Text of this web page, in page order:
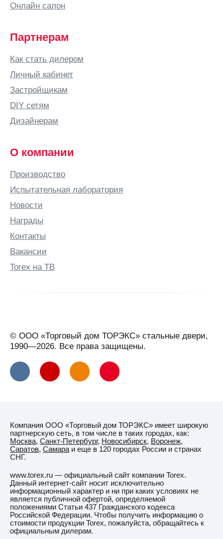
Волгодонск
Волковыск
Волоколамск
Воронежская
область
Воткинск
Всеволожск
Выборг
Выкса
Вырица
Выселки
Вязьма
Г
Горно-
Алтайск
Горячий
Ключ
Грозный
Губаха
Гуково
Д
Данков
Даугавпилс
Десногорск
Онлайн салон
Партнерам
Как стать дилером
Личный кабинет
Застройщикам
DIY сетям
Дизайнерам
О компании
Производство
Испытательная лаборатория
Новости
Награды
Контакты
Вакансии
Torex на ТВ
© ООО «Торговый дом ТОРЭКС» стальные двери,
1990—2026. Все права защищены.
Компания ООО «Торговый дом ТОРЭКС» имеет широкую
партнерскую сеть, в том числе в таких городах, как:
Москва, Санкт-Петербург, Новосибирск, Воронеж,
Саратов, Самара и еще в 120 городах России и странах
СНГ.
www.torex.ru — официальный сайт компании Torex.
Данный интернет-сайт носит исключительно
информационный характер и ни при каких условиях не
является публичной офертой, определяемой
положениями Статьи 437 Гражданского кодекса
Российской Федерации. Чтобы получить информацию о
стоимости продукции Torex, пожалуйста, обращайтесь к
официальным дилерам.